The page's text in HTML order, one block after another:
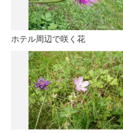
ホテル周辺で咲く花